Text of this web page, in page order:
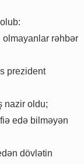
rəhbər
prezident
nazir oldu;
edə bilməyən
dövlətin